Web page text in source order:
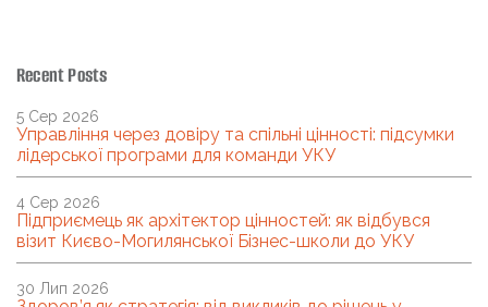
Recent Posts
Управління через довіру та спільні цінності: підсумки
лідерської програми для команди УКУ
5 Сер 2026
Підприємець як архітектор цінностей: як відбувся
візит Києво-Могилянської Бізнес-школи до УКУ
4 Сер 2026
30 Лип 2026